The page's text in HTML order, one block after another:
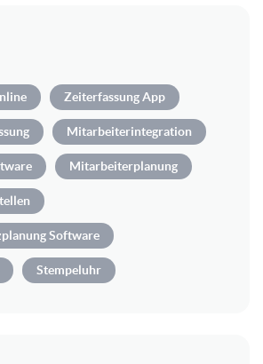
Zeiterfassung App
Mitarbeiterintegration
Mitarbeiterplanung
Software
Stempeluhr